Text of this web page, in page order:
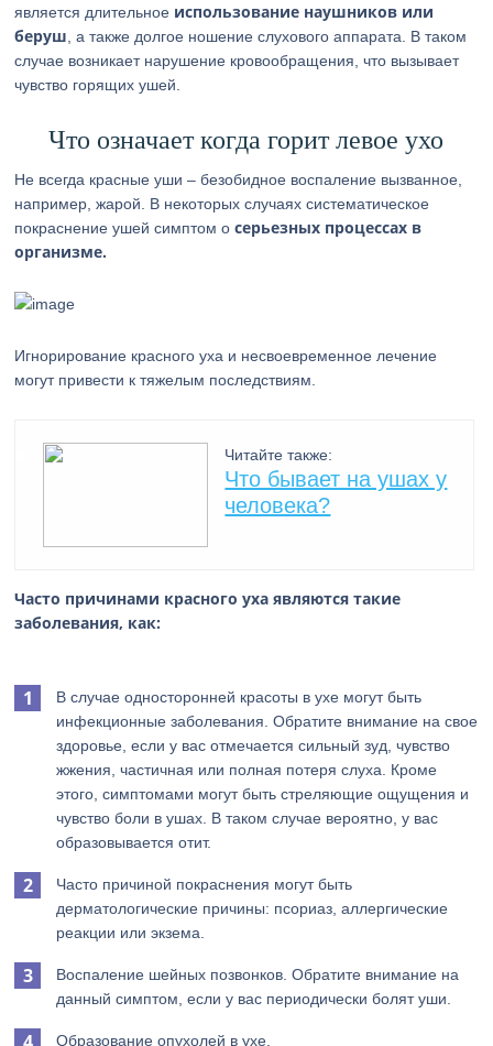
является длительное использование наушников или
беруш , а также долгое ношение слухового аппарата. В таком
случае возникает нарушение кровообращения, что вызывает
чувство горящих ушей.
Что означает когда горит левое ухо
Не всегда красные уши – безобидное воспаление вызванное,
например, жарой. В некоторых случаях систематическое
покраснение ушей симптом осерьезных процессах в
организме.
Игнорирование красного уха и несвоевременное лечение
могут привести к тяжелым последствиям.
Читайте также:
Что бывает на ушах у
человека?
Часто причинами красного уха являются такие
заболевания, как:
В случае односторонней красоты в ухе могут быть
инфекционные заболевания. Обратите внимание на свое
здоровье, если у вас отмечается сильный зуд, чувство
жжения, частичная или полная потеря слуха. Кроме
этого, симптомами могут быть стреляющие ощущения и
чувство боли в ушах. В таком случае вероятно, у вас
образовывается отит.
Часто причиной покраснения могут быть
дерматологические причины: псориаз, аллергические
реакции или экзема.
Воспаление шейных позвонков. Обратите внимание на
данный симптом, если у вас периодически болят уши.
Образование опухолей в ухе.